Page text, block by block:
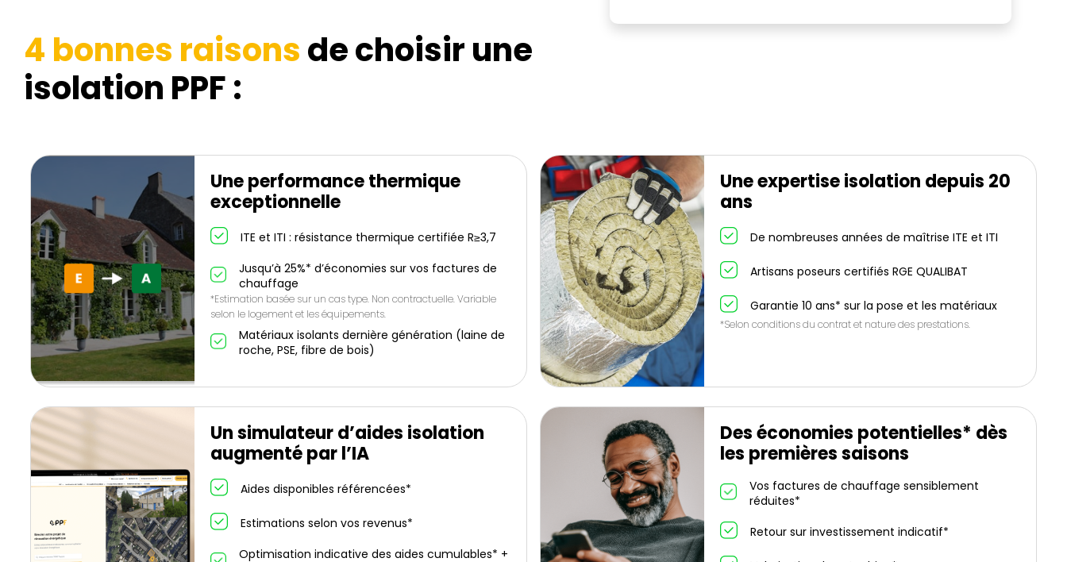
4 bonnes raisonsde choisir une
isolation PPF :
Une performance thermique
exceptionnelle
ITE et ITI : résistance thermique certifiée R≥3,7
Jusqu’à 25%* d’économies sur vos factures de
chauffage
*Estimation basée sur un cas type. Non contractuelle. Variable
selon le logement et les équipements.
Matériaux isolants dernière génération (laine de
roche, PSE, fibre de bois)
Une expertise isolation depuis 20
ans
De nombreuses années de maîtrise ITE et ITI
Artisans poseurs certifiés RGE QUALIBAT
Garantie 10 ans* sur la pose et les matériaux
*Selon conditions du contrat et nature des prestations.
Un simulateur d’aides isolation
augmenté par l’IA
Aides disponibles référencées*
Estimations selon vos revenus*
Optimisation indicative des aides cumulables* +
Des économies potentielles* dès
les premières saisons
Vos factures de chauffage sensiblement
réduites*
Retour sur investissement indicatif*